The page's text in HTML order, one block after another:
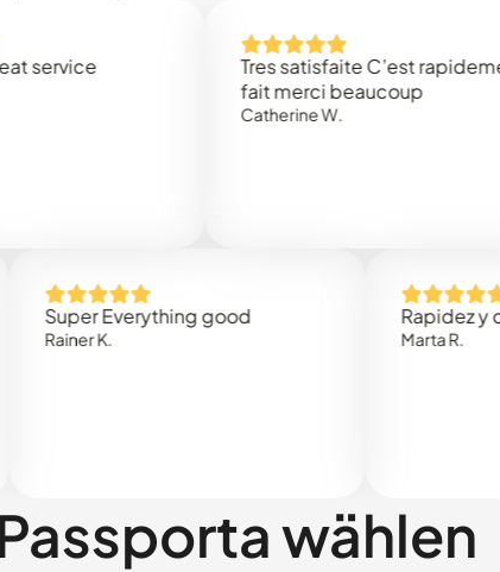
Tres satisfaite C’est rapidement
fait merci beaucoup
Catherine W.
Everything good Rapidez y claridad
wählen